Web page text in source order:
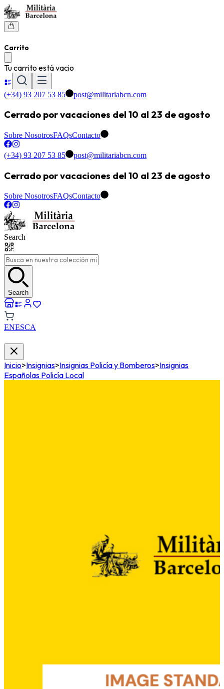
Carrito
Tu carrito está vacio
(+34) 93 207 53 85 post@militariabcn.com
Cerrado por vacaciones del 10 al 23 de agosto
Sobre NosotrosFAQsContacto
(+34) 93 207 53 85 post@militariabcn.com
Cerrado por vacaciones del 10 al 23 de agosto
Sobre NosotrosFAQsContacto
Search
Search
ENESCA
Inicio>Insignias>Insignias Policía y Bomberos>Insignias
Españolas Policía Local